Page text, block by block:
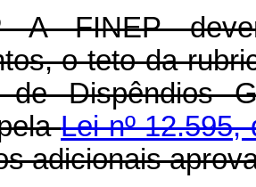
A FINEP
o teto da
de Dispêndios
Lei nº
adicionais